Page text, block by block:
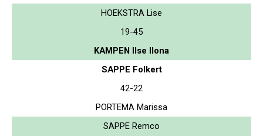
HOEKSTRA Lise
19-45
KAMPEN Ilse Ilona
SAPPE Folkert
42-22
PORTEMA Marissa
SAPPE Remco